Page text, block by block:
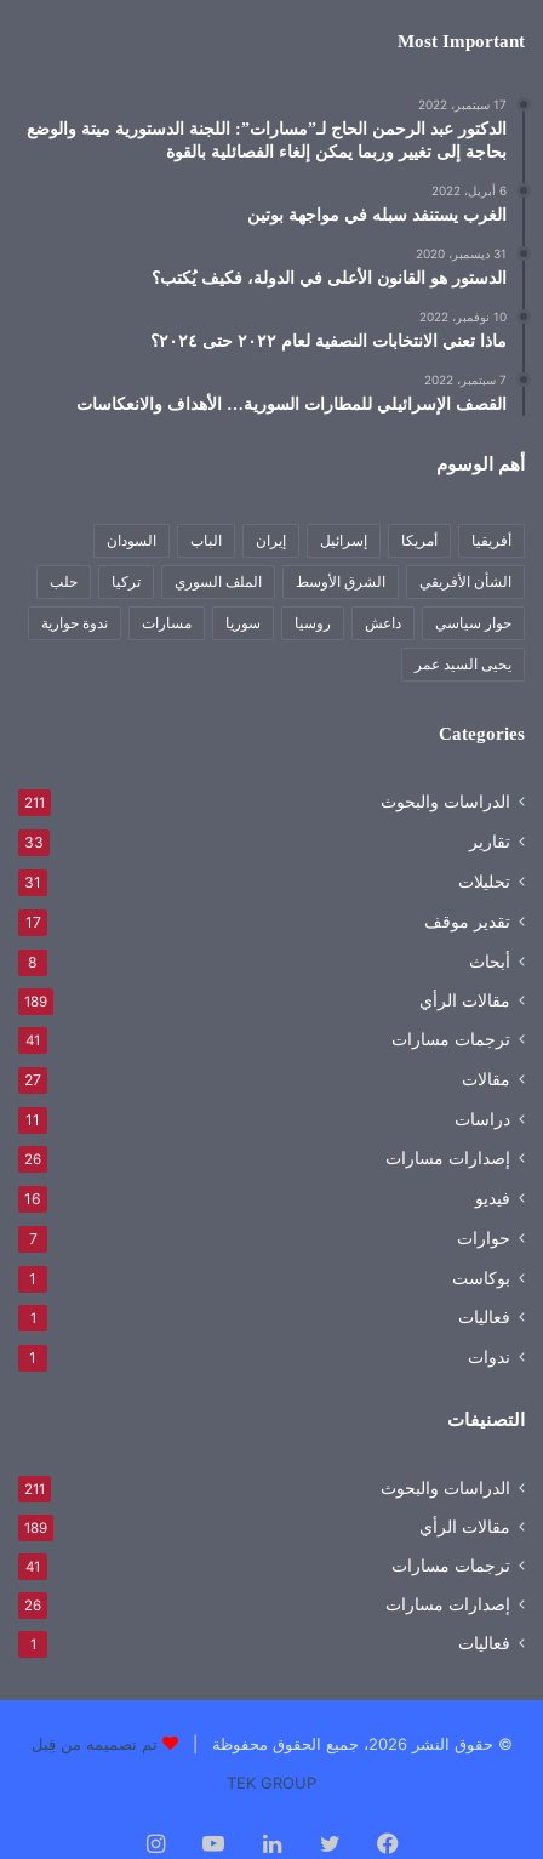
Most Important
17 سبتمبر، 2022
الدكتور عبد الرحمن الحاج لـ”مسارات”: اللجنة الدستورية ميتة والوضع
بحاجة إلى تغيير وربما يمكن إلغاء الفصائلية بالقوة
6 أبريل، 2022
الغرب يستنفد سبله في مواجهة بوتين
31 ديسمبر، 2020
الدستور هو القانون الأعلى في الدولة، فكيف يُكتب؟
10 نوفمبر، 2022
ماذا تعني الانتخابات النصفية لعام ٢٠٢٢ حتى ٢٠٢٤؟
7 سبتمبر، 2022
القصف الإسرائيلي للمطارات السورية… الأهداف والانعكاسات
أهم الوسوم
أفريقيا أمريكا إسرائيل إيران الباب السودان
الشأن الأفريقي الشرق الأوسط الملف السوري تركيا حلب
حوار سياسي داعش روسيا سوريا مسارات ندوة حوارية
يحيى السيد عمر
Categories
الدراسات والبحوث 211
تقارير 33
تحليلات 31
تقدير موقف 17
أبحاث 8
مقالات الرأي 189
ترجمات مسارات 41
مقالات 27
دراسات 11
إصدارات مسارات 26
فيديو 16
حوارات 7
بوكاست 1
فعاليات 1
ندوات 1
التصنيفات
الدراسات والبحوث 211
مقالات الرأي 189
ترجمات مسارات 41
إصدارات مسارات 26
فعاليات 1
© حقوق النشر 2026، جميع الحقوق محفوظة |
تم تصميمه من قِبل
TEK GROUP
فيسبوك تويتر لينكدإن يوتيوب